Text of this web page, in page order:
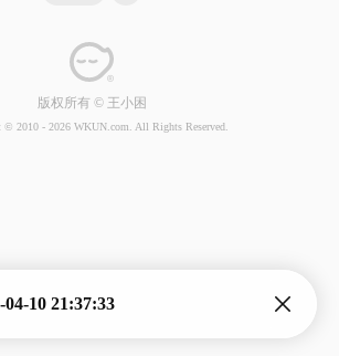
04-10 21:37:33
版权所有 © 王小困
© 2010 - 2026 WKUN.com. All Rights Reserved.